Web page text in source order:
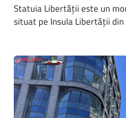
Statuia Libertății este un
situat pe Insula Libertății